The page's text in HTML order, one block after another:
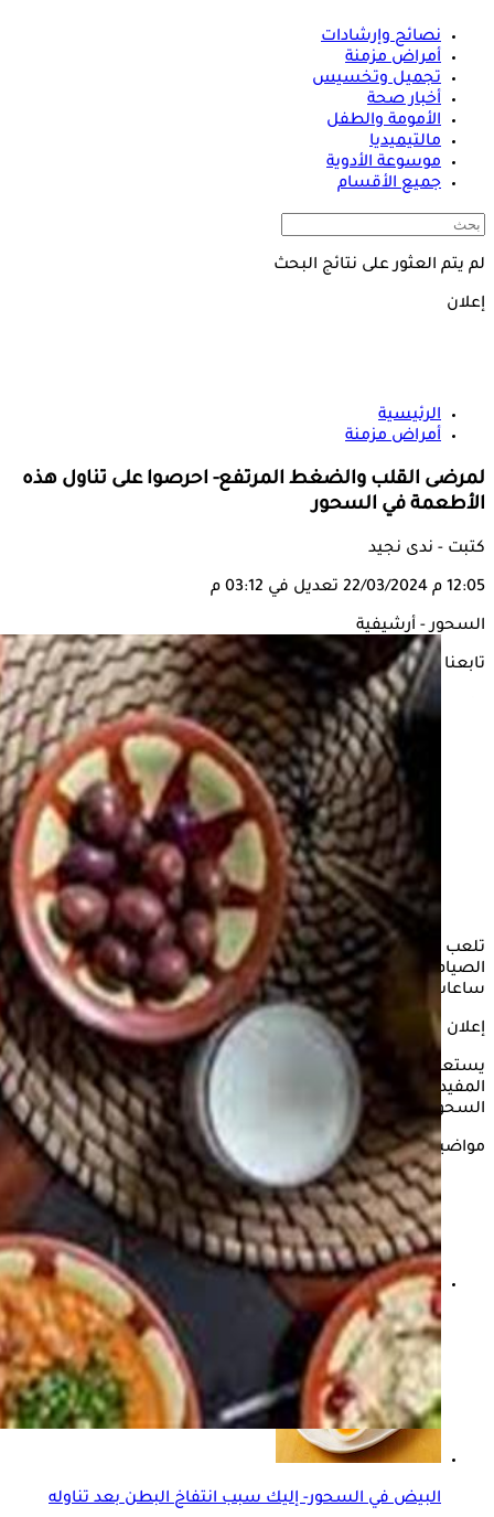
نصائح وإرشادات
أمراض مزمنة
تجميل وتخسيس
أخبار صحة
الأمومة والطفل
مالتيميديا
موسوعة الأدوية
جميع الأقسام
لم يتم العثور على نتائج البحث
إعلان
الرئيسية
أمراض مزمنة
لمرضى القلب والضغط المرتفع- احرصوا على تناول هذه
الأطعمة في السحور
كتبت - ندى نجيد
12:05 م 22/03/2024 تعديل في 03:12 م
السحور - أرشيفية
تابعنا على
تلعب وجبة السحور دورًا كبيرًا في توفير الطاقة لليوم التالي من
الصيام، حيث تمد الجسم بالعناصر الغذائية التي يحتاجها طوال
ساعات النهار.
إعلان
يستعرض "الكونسلتو" في السطور التالية، قائمة بأبرز الأطعمة
المفيدة لمرضى ارتفاع ضغط الدم أو أمراض القلب خلال وجبة
السحور، وفقا لما نشره موقع "Hindustan times".
مواضيع ذات صلة
التعب في الصيام- أطعمة تناولها على السحور للوقاية
البيض في السحور- إليك سبب انتفاخ البطن بعد تناوله